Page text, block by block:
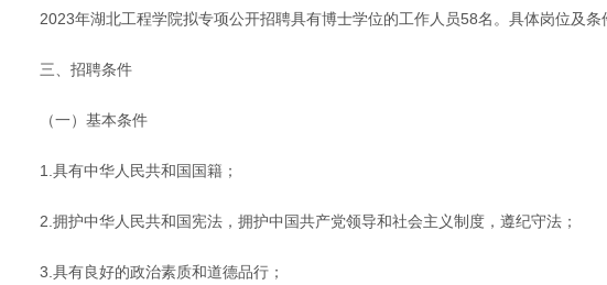
2023年湖北工程学院拟专项公开招聘具有博士学位的工作人员58名。具体岗位及
三、招聘条件
（一）基本条件
1.具有中华人民共和国国籍；
2.拥护中华人民共和国宪法，拥护中国共产党领导和社会主义制度，遵纪守法；
3.具有良好的政治素质和道德品行；